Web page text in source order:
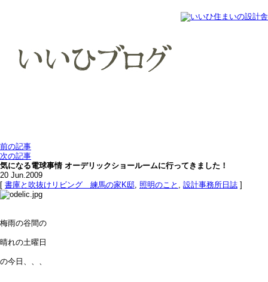
前の記事
次の記事
気になる電球事情 オーデリックショールームに行ってきました！
20 Jun.2009
[ 書庫と吹抜けリビング 練馬の家K邸, 照明のこと , 設計事務所日誌 ]
梅雨の谷間の
晴れの土曜日
の今日、、、